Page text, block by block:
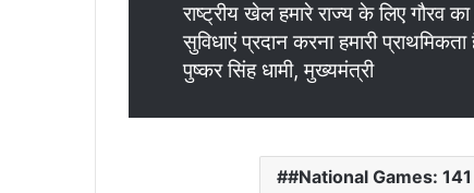
राष्ट्रीय खेल हमारे राज्य के लिए गौरव
सुविधाएं प्रदान करना हमारी
पुष्कर सिंह धामी, मुख्यमंत्री
#National Games: